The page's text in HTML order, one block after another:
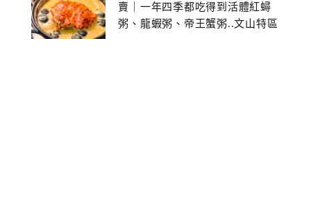
賣｜一年四季都吃得到活體紅蟳
粥、龍蝦粥、帝王蟹粥..文山特區